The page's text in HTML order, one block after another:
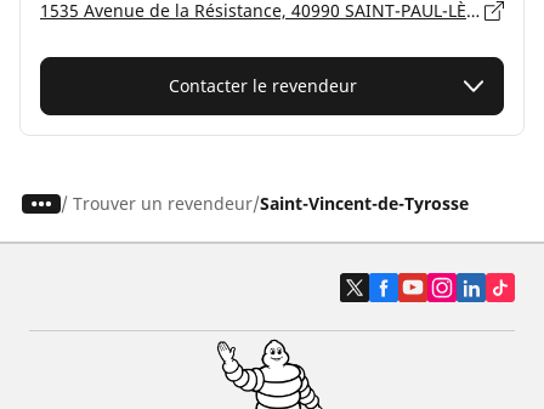
1535 Avenue de la Résistance, 40990 SAINT-PAUL-LÈS-DAX
Contacter le revendeur
/ Trouver un revendeur Saint-Vincent-de-Tyrosse